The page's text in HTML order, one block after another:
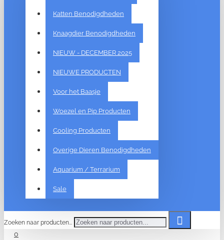
Katten Benodigdheden
Knaagdier Benodigdheden
NIEUW - DECEMBER 2025
NIEUWE PRODUCTEN
Voor het Baasje
Woezel en Pip Producten
Cooling Producten
Overige Dieren Benodigdheden
Aquarium / Terrarium
Sale
Zoeken naar producten...
0